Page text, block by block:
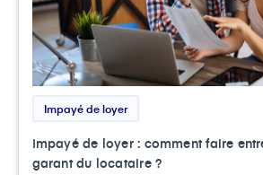
Impayé de loyer
Impayé de loyer : comment faire
garant du locataire ?